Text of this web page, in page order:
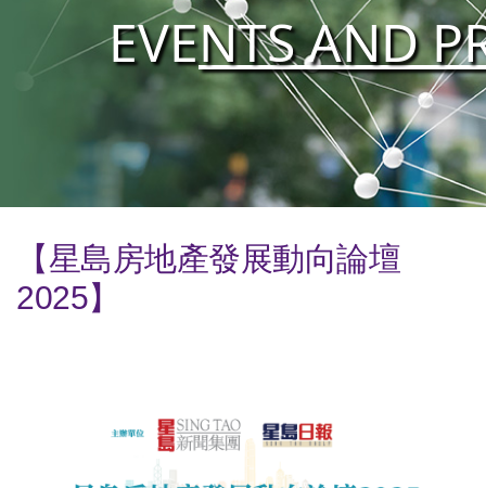
EVENTS AND
【星島房地產發展動向論壇
2025】